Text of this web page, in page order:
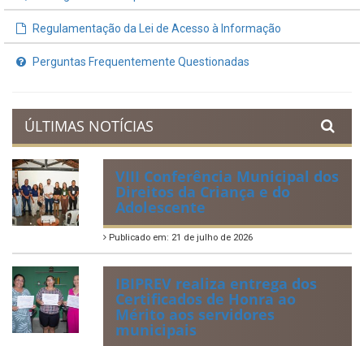
Acervo de Leis
Lei Orgânica Municipal
Regulamentação da Lei de Acesso à Informação
Perguntas Frequentemente Questionadas
ÚLTIMAS NOTÍCIAS
VIII Conferência Municipal dos